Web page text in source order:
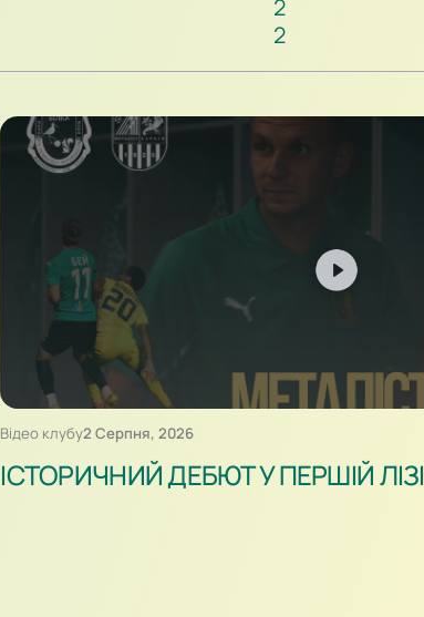
2
2
Відео клубу2 Серпня, 2026
ІСТОРИЧНИЙ ДЕБЮТ У ПЕРШІЙ ЛІЗІ